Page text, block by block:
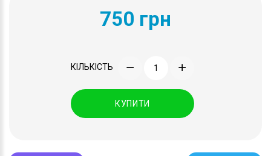
750 грн
КІЛЬКІСТЬ
КУПИТИ